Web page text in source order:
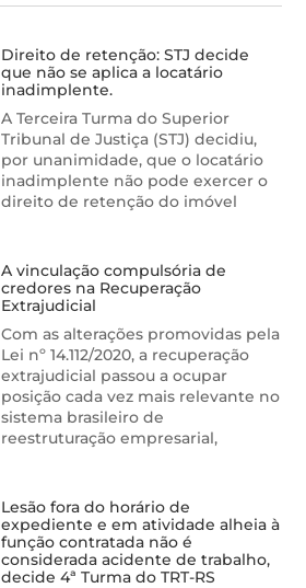
Direito de retenção: STJ decide
que não se aplica a locatário
inadimplente.
A Terceira Turma do Superior
Tribunal de Justiça (STJ) decidiu,
por unanimidade, que o locatário
inadimplente não pode exercer o
direito de retenção do imóvel
A vinculação compulsória de
credores na Recuperação
Extrajudicial
Com as alterações promovidas pela
Lei nº 14.112/2020, a recuperação
extrajudicial passou a ocupar
posição cada vez mais relevante no
sistema brasileiro de
reestruturação empresarial,
Lesão fora do horário de
expediente e em atividade alheia à
função contratada não é
considerada acidente de trabalho,
decide 4ª Turma do TRT-RS